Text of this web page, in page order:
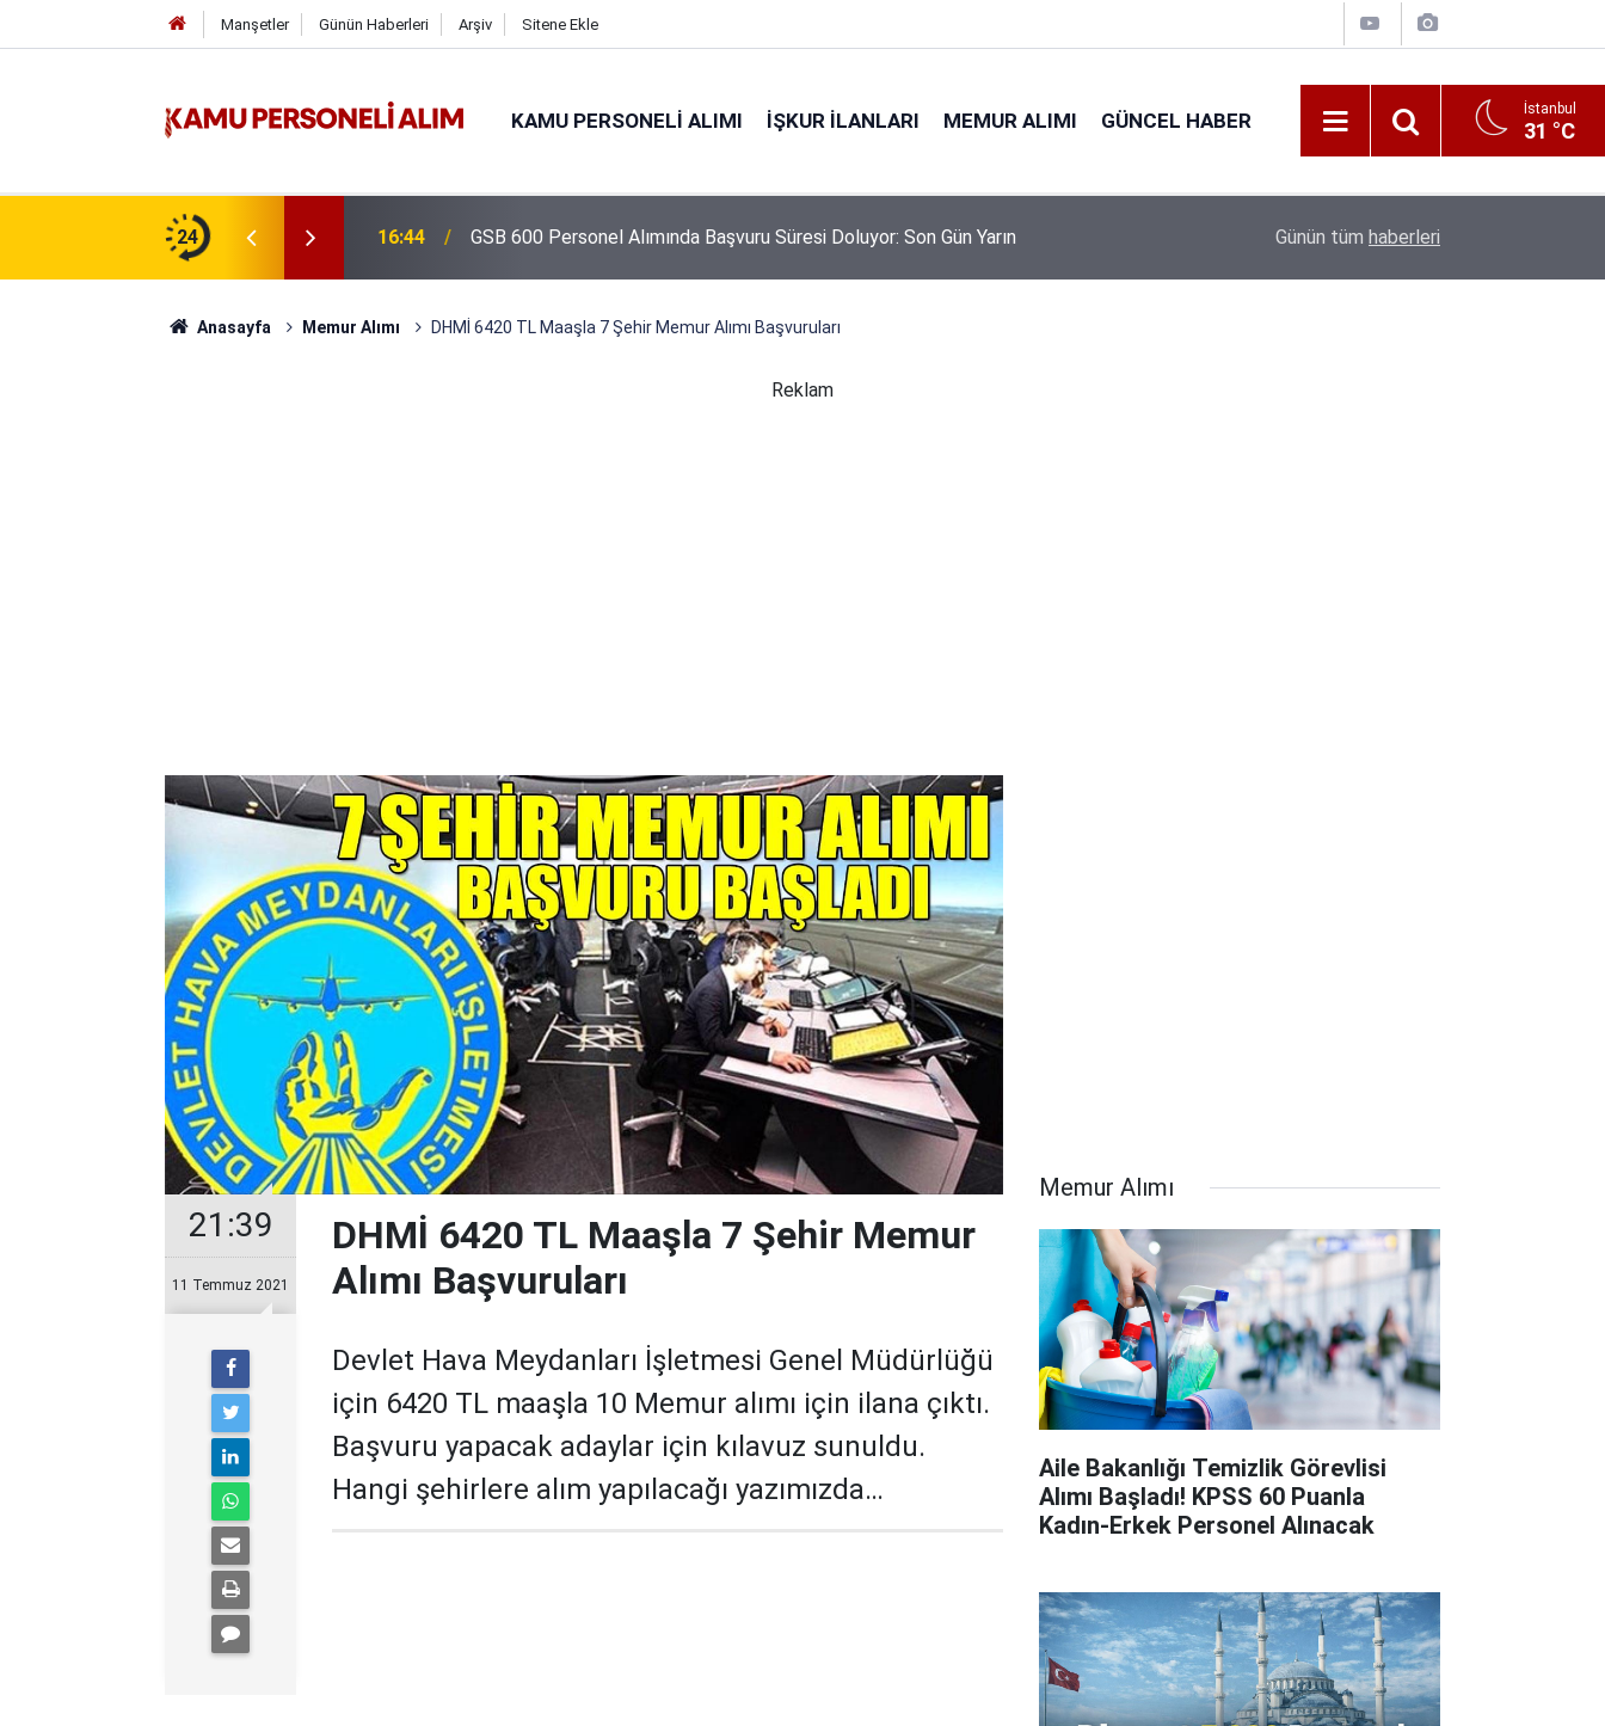
Manşetler Günün Haberleri Arşiv Sitene Ekle
KAMU PERSONELI ALIMI İŞKUR İLANLARI MEMUR ALIMI GÜNCEL HABER İstanbul
31 °C
24
Gündemde! Bakan Çiftçi Süreci
16:44 GSB 600 Personel Alımında Başvuru Süresi Doluyor: Son Gün Yarın Kıyı Emniyeti Genel Müdürlüğü 26 İşçi Alımı
Günün tüm haberleri
Anasayfa Memur Alımı DHMİ 6420 TL Maaşla 7 Şehir Memur Alımı Başvuruları
Reklam
21:39
11 Temmuz 2021
DHMİ 6420 TL Maaşla 7 Şehir Memur
Alımı Başvuruları
Devlet Hava Meydanları İşletmesi Genel Müdürlüğü
için 6420 TL maaşla 10 Memur alımı için ilana çıktı.
Başvuru yapacak adaylar için kılavuz sunuldu.
Hangi şehirlere alım yapılacağı yazımızda…
Memur Alımı
Aile Bakanlığı Temizlik Görevlisi
Alımı Başladı! KPSS 60 Puanla
Kadın-Erkek Personel Alınacak